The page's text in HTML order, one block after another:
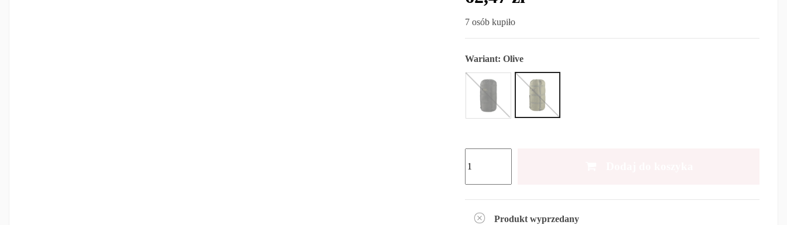
7 osób kupiło
Wariant: Olive
Produkt wyprzedany